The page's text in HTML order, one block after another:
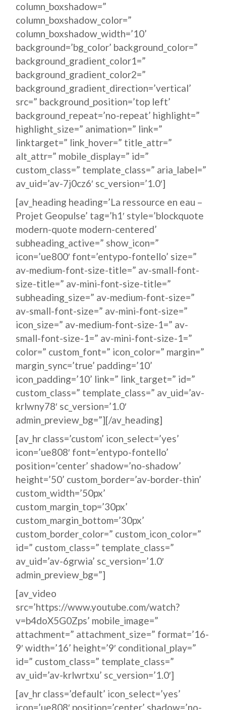
column_boxshadow=”
column_boxshadow_color=”
column_boxshadow_width=’10’
background=’bg_color’ background_color=”
background_gradient_color1=”
background_gradient_color2=”
background_gradient_direction=’vertical’
src=” background_position=’top left’
background_repeat=’no-repeat’ highlight=”
highlight_size=” animation=” link=”
linktarget=” link_hover=” title_attr=”
alt_attr=” mobile_display=” id=”
custom_class=” template_class=” aria_label=”
av_uid=’av-7j0cz6′ sc_version=’1.0′]
[av_heading heading=’La ressource en eau –
Projet Geopulse’ tag=’h1′ style=’blockquote
modern-quote modern-centered’
subheading_active=” show_icon=”
icon=’ue800′ font=’entypo-fontello’ size=”
av-medium-font-size-title=” av-small-font-
size-title=” av-mini-font-size-title=”
subheading_size=” av-medium-font-size=”
av-small-font-size=” av-mini-font-size=”
icon_size=” av-medium-font-size-1=” av-
small-font-size-1=” av-mini-font-size-1=”
color=” custom_font=” icon_color=” margin=”
margin_sync=’true’ padding=’10’
icon_padding=’10’ link=” link_target=” id=”
custom_class=” template_class=” av_uid=’av-
krlwny78′ sc_version=’1.0′
admin_preview_bg=”][/av_heading]
[av_hr class=’custom’ icon_select=’yes’
icon=’ue808′ font=’entypo-fontello’
position=’center’ shadow=’no-shadow’
height=’50’ custom_border=’av-border-thin’
custom_width=’50px’
custom_margin_top=’30px’
custom_margin_bottom=’30px’
custom_border_color=” custom_icon_color=”
id=” custom_class=” template_class=”
av_uid=’av-6grwia’ sc_version=’1.0′
admin_preview_bg=”]
[av_video
src=’https://www.youtube.com/watch?
v=b4doX5G0Zps’ mobile_image=”
attachment=” attachment_size=” format=’16-
9′ width=’16’ height=’9′ conditional_play=”
id=” custom_class=” template_class=”
av_uid=’av-krlwrtxu’ sc_version=’1.0′]
[av_hr class=’default’ icon_select=’yes’
icon=’ue808′ position=’center’ shadow=’no-